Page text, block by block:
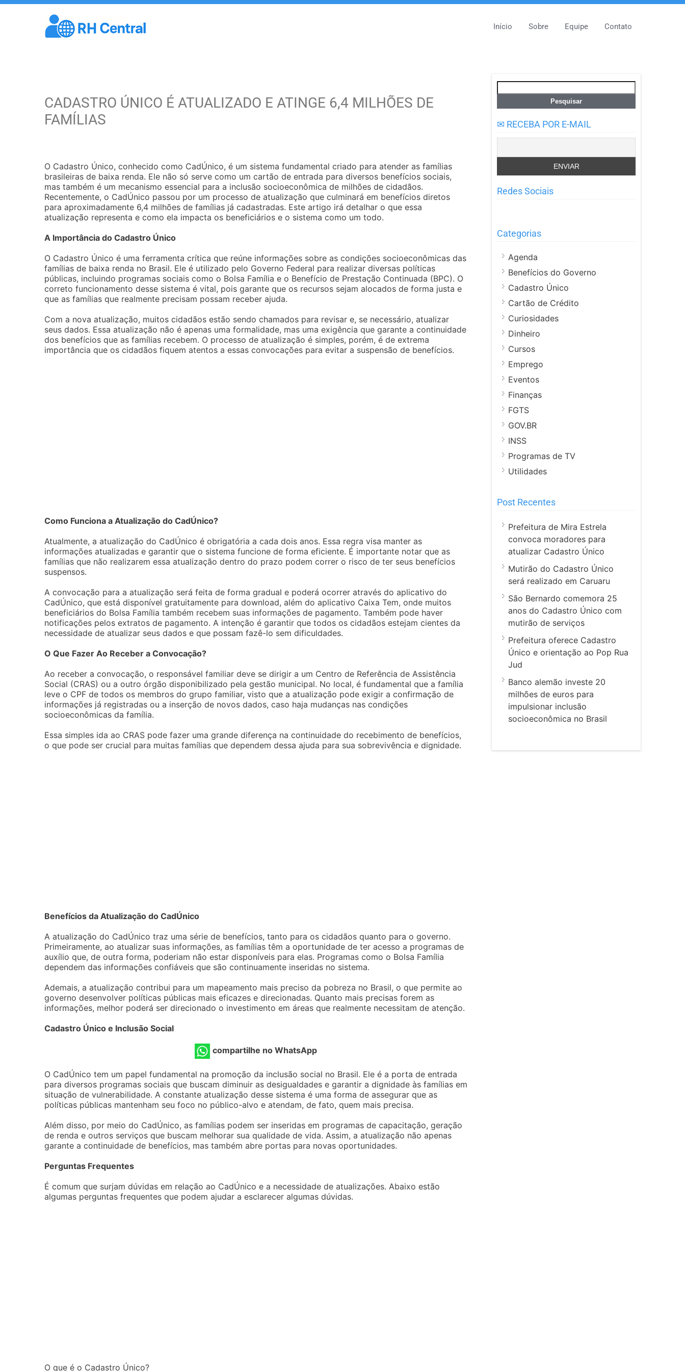
Início Sobre Equipe Contato
CADASTRO ÚNICO É ATUALIZADO E ATINGE 6,4 MILHÕES DE
FAMÍLIAS
O Cadastro Único, conhecido como CadÚnico, é um sistema fundamental criado para atender as famílias
brasileiras de baixa renda. Ele não só serve como um cartão de entrada para diversos benefícios sociais,
mas também é um mecanismo essencial para a inclusão socioeconômica de milhões de cidadãos.
Recentemente, o CadÚnico passou por um processo de atualização que culminará em benefícios diretos
para aproximadamente 6,4 milhões de famílias já cadastradas. Este artigo irá detalhar o que essa
atualização representa e como ela impacta os beneficiários e o sistema como um todo.
A Importância do Cadastro Único
O Cadastro Único é uma ferramenta crítica que reúne informações sobre as condições socioeconômicas das
famílias de baixa renda no Brasil. Ele é utilizado pelo Governo Federal para realizar diversas políticas
públicas, incluindo programas sociais como o Bolsa Família e o Benefício de Prestação Continuada (BPC). O
correto funcionamento desse sistema é vital, pois garante que os recursos sejam alocados de forma justa e
que as famílias que realmente precisam possam receber ajuda.
Com a nova atualização, muitos cidadãos estão sendo chamados para revisar e, se necessário, atualizar
seus dados. Essa atualização não é apenas uma formalidade, mas uma exigência que garante a continuidade
dos benefícios que as famílias recebem. O processo de atualização é simples, porém, é de extrema
importância que os cidadãos fiquem atentos a essas convocações para evitar a suspensão de benefícios.
Como Funciona a Atualização do CadÚnico?
Atualmente, a atualização do CadÚnico é obrigatória a cada dois anos. Essa regra visa manter as
informações atualizadas e garantir que o sistema funcione de forma eficiente. É importante notar que as
famílias que não realizarem essa atualização dentro do prazo podem correr o risco de ter seus benefícios
suspensos.
A convocação para a atualização será feita de forma gradual e poderá ocorrer através do aplicativo do
CadÚnico, que está disponível gratuitamente para download, além do aplicativo Caixa Tem, onde muitos
beneficiários do Bolsa Família também recebem suas informações de pagamento. Também pode haver
notificações pelos extratos de pagamento. A intenção é garantir que todos os cidadãos estejam cientes da
necessidade de atualizar seus dados e que possam fazê-lo sem dificuldades.
O Que Fazer Ao Receber a Convocação?
Ao receber a convocação, o responsável familiar deve se dirigir a um Centro de Referência de Assistência
Social (CRAS) ou a outro órgão disponibilizado pela gestão municipal. No local, é fundamental que a família
leve o CPF de todos os membros do grupo familiar, visto que a atualização pode exigir a confirmação de
informações já registradas ou a inserção de novos dados, caso haja mudanças nas condições
socioeconômicas da família.
Essa simples ida ao CRAS pode fazer uma grande diferença na continuidade do recebimento de benefícios,
o que pode ser crucial para muitas famílias que dependem dessa ajuda para sua sobrevivência e dignidade.
Benefícios da Atualização do CadÚnico
A atualização do CadÚnico traz uma série de benefícios, tanto para os cidadãos quanto para o governo.
Primeiramente, ao atualizar suas informações, as famílias têm a oportunidade de ter acesso a programas de
auxílio que, de outra forma, poderiam não estar disponíveis para elas. Programas como o Bolsa Família
dependem das informações confiáveis ​​que são continuamente inseridas no sistema.
Ademais, a atualização contribui para um mapeamento mais preciso da pobreza no Brasil, o que permite ao
governo desenvolver políticas públicas mais eficazes e direcionadas. Quanto mais precisas forem as
informações, melhor poderá ser direcionado o investimento em áreas que realmente necessitam de atenção.
Cadastro Único e Inclusão Social
compartilhe no WhatsApp
O CadÚnico tem um papel fundamental na promoção da inclusão social no Brasil. Ele é a porta de entrada
para diversos programas sociais que buscam diminuir as desigualdades e garantir a dignidade às famílias em
situação de vulnerabilidade. A constante atualização desse sistema é uma forma de assegurar que as
políticas públicas mantenham seu foco no público-alvo e atendam, de fato, quem mais precisa.
Além disso, por meio do CadÚnico, as famílias podem ser inseridas em programas de capacitação, geração
de renda e outros serviços que buscam melhorar sua qualidade de vida. Assim, a atualização não apenas
garante a continuidade de benefícios, mas também abre portas para novas oportunidades.
Perguntas Frequentes
É comum que surjam dúvidas em relação ao CadÚnico e a necessidade de atualizações. Abaixo estão
algumas perguntas frequentes que podem ajudar a esclarecer algumas dúvidas.
O que é o Cadastro Único?
por:
✉ RECEBA POR E-MAIL
Redes Sociais
Categorias
Agenda
Benefícios do Governo
Cadastro Único
Cartão de Crédito
Curiosidades
Dinheiro
Cursos
Emprego
Eventos
Finanças
FGTS
GOV.BR
INSS
Programas de TV
Utilidades
Post Recentes
Prefeitura de Mira Estrela
convoca moradores para
atualizar Cadastro Único
Mutirão do Cadastro Único
será realizado em Caruaru
São Bernardo comemora 25
anos do Cadastro Único com
mutirão de serviços
Prefeitura oferece Cadastro
Único e orientação ao Pop Rua
Jud
Banco alemão investe 20
milhões de euros para
impulsionar inclusão
socioeconômica no Brasil